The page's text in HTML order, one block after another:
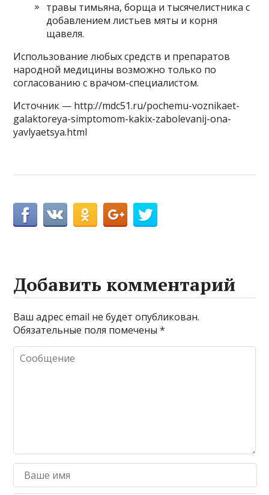
травы тимьяна, борща и тысячелистника с
добавлением листьев мяты и корня
щавеля.
Использование любых средств и препаратов
народной медицины возможно только по
согласованию с врачом-специалистом.
Источник — http://mdc51.ru/pochemu-voznikaet-
galaktoreya-simptomom-kakix-zabolevanij-ona-
yavlyaetsya.html
Добавить комментарий
Ваш адрес email не будет опубликован.
Обязательные поля помечены*